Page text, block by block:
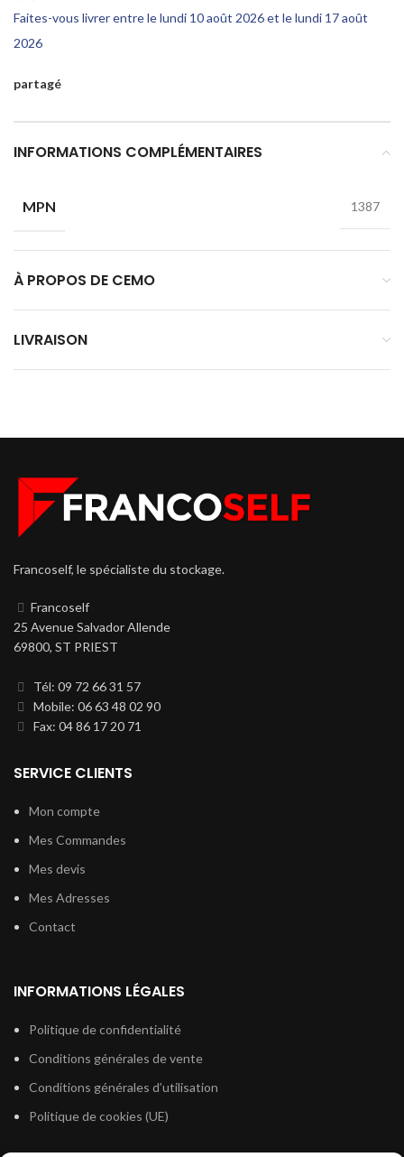
Faites-vous livrer entre le lundi 10 août 2026 et le lundi 17 août
2026
partagé
INFORMATIONS COMPLÉMENTAIRES
MPN 1387
À PROPOS DE CEMO
LIVRAISON
Francoself, le spécialiste du stockage.
Francoself
25 Avenue Salvador Allende
69800, ST PRIEST
Tél: 09 72 66 31 57
Mobile: 06 63 48 02 90
Fax: 04 86 17 20 71
SERVICE CLIENTS
Mon compte
Mes Commandes
Mes devis
Mes Adresses
Contact
INFORMATIONS LÉGALES
Politique de confidentialité
Conditions générales de vente
Conditions générales d’utilisation
Politique de cookies (UE)